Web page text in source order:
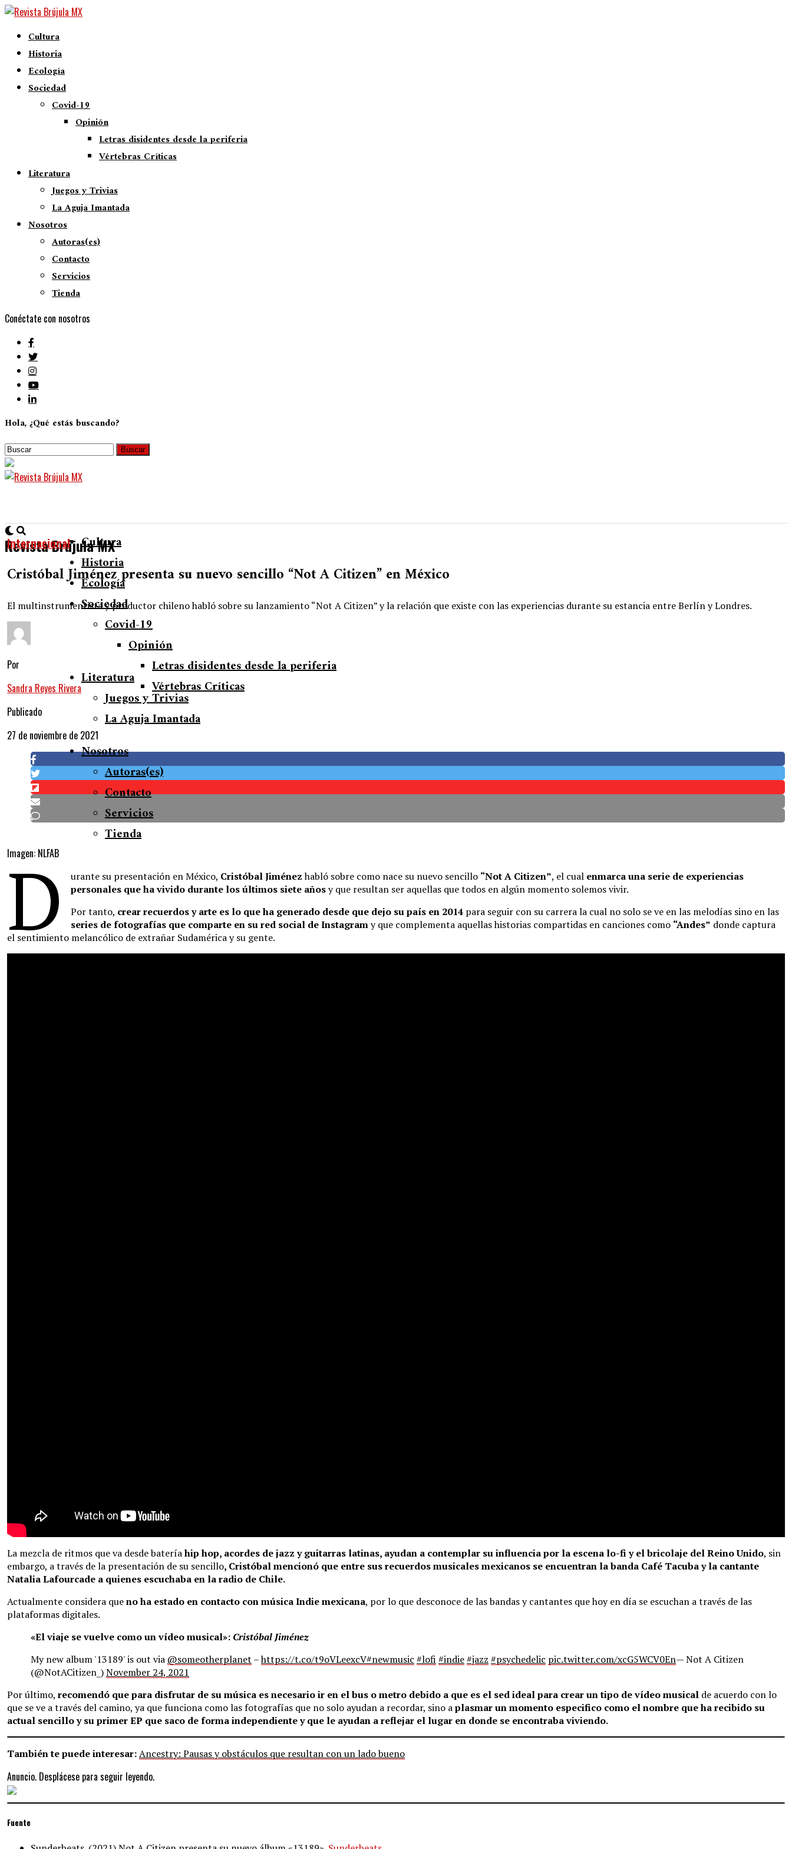
Cultura
Historia
Ecología
Sociedad
Covid-19
Opinión
Letras disidentes desde la periferia
Vértebras Críticas
Literatura
Juegos y Trivias
La Aguja Imantada
Nosotros
Autoras(es)
Contacto
Servicios
Tienda
Conéctate con nosotros
Hola, ¿Qué estás buscando?
Revista Brújula MX
Cultura
Historia
Ecología
Sociedad
Covid-19
Opinión
Letras disidentes desde la periferia
Vértebras Críticas
Literatura
Juegos y Trivias
La Aguja Imantada
Nosotros
Autoras(es)
Contacto
Servicios
Tienda
Internacional
Cristóbal Jiménez presenta su nuevo sencillo “Not A Citizen” en México
El multinstrumentista y productor chileno habló sobre su lanzamiento “Not A Citizen” y la relación que existe con las experiencias durante su estancia entre Berlín y Londres.
Por
Sandra Reyes Rivera
Publicado
27 de noviembre de 2021
Imagen: NLFAB
D urante su presentación en México, Cristóbal Jiménezhabló sobre como nace su nuevo sencillo “Not A Citizen”, el cual enmarca una serie de experiencias
personales que ha vivido durante los últimos siete añosy que resultan ser aquellas que todos en algún momento solemos vivir.
Por tanto, crear recuerdos y arte es lo que ha generado desde que dejo su país en 2014 para seguir con su carrera la cual no solo se ve en las melodías sino en las
series de fotografías que comparte en su red social de Instagramy que complementa aquellas historias compartidas en canciones como “Andes” donde captura
el sentimiento melancólico de extrañar Sudamérica y su gente.
La mezcla de ritmos que va desde bateríahip hop, acordes de jazz y guitarras latinas, ayudan a contemplar su influencia por la escena lo-fi y el bricolaje del Reino Unido, sin
embargo, a través de la presentación de su sencillo, Cristóbal mencionó que entre sus recuerdos musicales mexicanos se encuentran la banda Café Tacuba y la cantante
Natalia Lafourcade a quienes escuchaba en la radio de Chile.
Actualmente considera queno ha estado en contacto con música Indie mexicana, por lo que desconoce de las bandas y cantantes que hoy en día se escuchan a través de las
plataformas digitales.
«El viaje se vuelve como un vídeo musical»: Cristóbal Jiménez
My new album '13189' is out via @someotherplanet –https://t.co/t9oVLeexcV#newmusic #lofi #indie#jazz #psychedelic pic.twitter.com/xcG5WCV0En— Not A Citizen
(@NotACitizen_)November 24, 2021
Por último, recomendó que para disfrutar de su música es necesario ir en el bus o metro debido a que es el sed ideal para crear un tipo de vídeo musical de acuerdo con lo
que se ve a través del camino, ya que funciona como las fotografías que no solo ayudan a recordar, sino aplasmar un momento especifico como el nombre que ha recibido su
actual sencillo y su primer EP que saco de forma independiente y que le ayudan a reflejar el lugar en donde se encontraba viviendo.
También te puede interesar:Ancestry: Pausas y obstáculos que resultan con un lado bueno
Anuncio. Desplácese para seguir leyendo.
Fuente